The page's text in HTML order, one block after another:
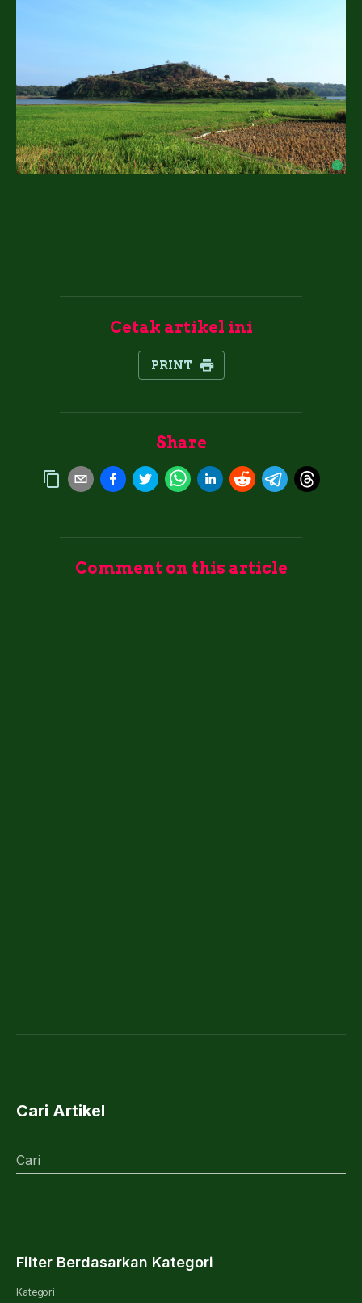
Cetak artikel ini
PRINT
Share
Comment on this article
Cari Artikel
Cari
Filter Berdasarkan Kategori
Kategori